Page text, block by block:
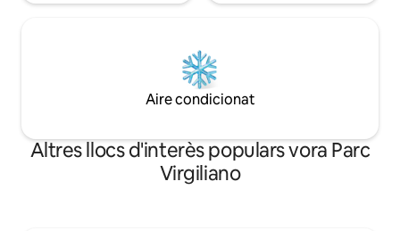
Aire condicionat
Altres llocs d'interès populars vora Parc
Virgiliano